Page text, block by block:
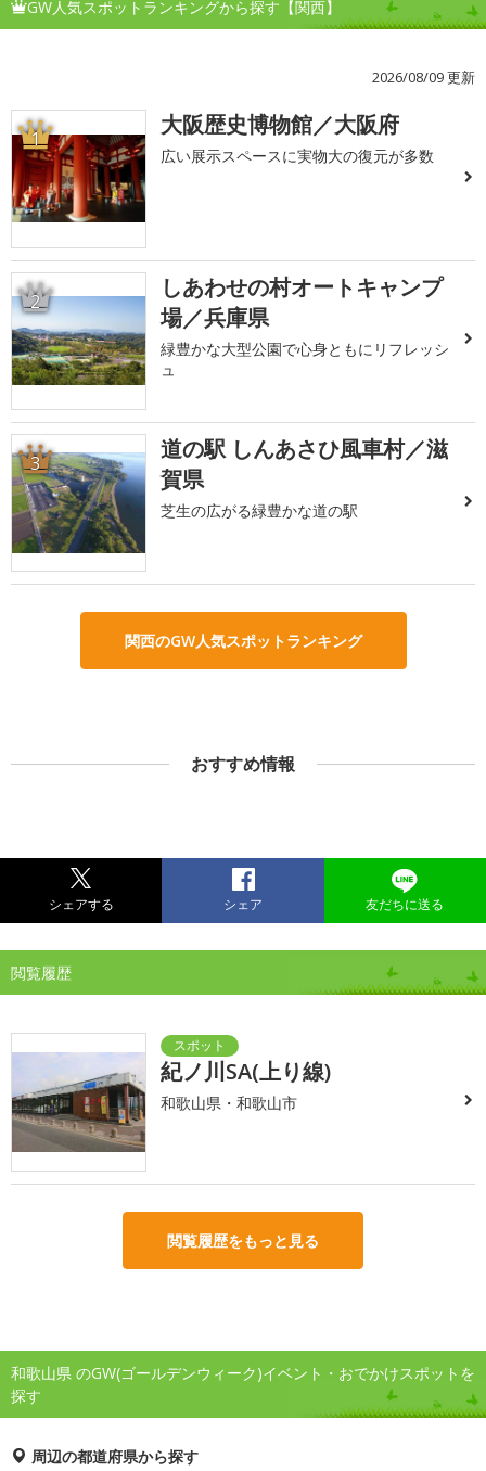
GW人気スポットランキングから探す【関西】
2026/08/09 更新
1 大阪歴史博物館／大阪府
広い展示スペースに実物大の復元が多数
2
しあわせの村オートキャンプ
場／兵庫県
緑豊かな大型公園で心身ともにリフレッシ
ュ
3
道の駅 しんあさひ風車村／滋
賀県
芝生の広がる緑豊かな道の駅
関西のGW人気スポットランキング
おすすめ情報
シェアする シェア 友だちに送る
閲覧履歴
紀ノ川SA(上り線)
和歌山県・和歌山市
閲覧履歴をもっと見る
和歌山県 のGW(ゴールデンウィーク)イベント・おでかけスポットを
探す
周辺の都道府県から探す